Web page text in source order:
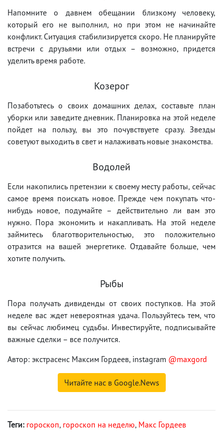
Напомните о давнем обещании близкому человеку,
который его не выполнил, но при этом не начинайте
конфликт. Ситуация стабилизируется скоро. Не планируйте
встречи с друзьями или отдых – возможно, придется
уделить время работе.
Козерог
Позаботьтесь о своих домашних делах, составьте план
уборки или заведите дневник. Планировка на этой неделе
пойдет на пользу, вы это почувствуете сразу. Звезды
советуют выходить в свет и налаживать новые знакомства.
Водолей
Если накопились претензии к своему месту работы, сейчас
самое время поискать новое. Прежде чем покупать что-
нибудь новое, подумайте – действительно ли вам это
нужно. Пора экономить и накапливать. На этой неделе
займитесь благотворительностью, это положительно
отразится на вашей энергетике. Отдавайте больше, чем
хотите получить.
Рыбы
Пора получать дивиденды от своих поступков. На этой
неделе вас ждет невероятная удача. Пользуйтесь тем, что
вы сейчас любимец судьбы. Инвестируйте, подписывайте
важные сделки – все получится.
Автор: экстрасенс Максим Гордеев, instagram @maxgord
Читайте нас в Google.News
Теги: гороскоп, гороскоп на неделю, Макс Гордеев